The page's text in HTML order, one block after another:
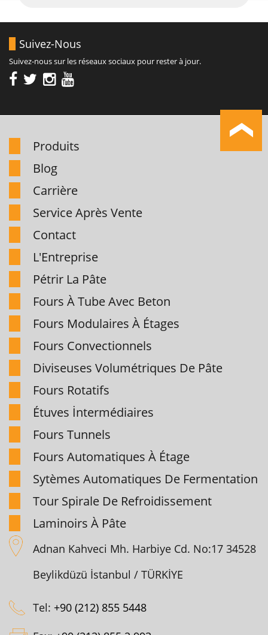
Suivez-Nous
Suivez-nous sur les réseaux sociaux pour rester à jour.
Produits
Blog
Carrière
Service Après Vente
Contact
L'Entreprise
Pétrir La Pâte
Fours À Tube Avec Beton
Fours Modulaires À Étages
Fours Convectionnels
Diviseuses Volumétriques De Pâte
Fours Rotatifs
Étuves İntermédiaires
Fours Tunnels
Fours Automatiques À Étage
Sytèmes Automatiques De Fermentation
Tour Spirale De Refroidissement
Laminoirs À Pâte
Adnan Kahveci Mh. Harbiye Cd. No:17 34528
Beylikdüzü İstanbul / TÜRKİYE
Tel: +90 (212) 855 5448